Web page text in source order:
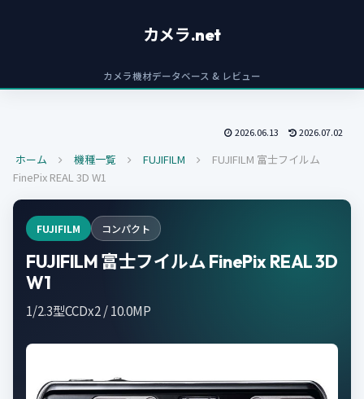
カメラ.net
カメラ機材データベース & レビュー
2026.06.13 2026.07.02
ホーム 機種一覧 FUJIFILM
FUJIFILM 富士フイルム
FinePix REAL 3D W1
FUJIFILM コンパクト
FUJIFILM 富士フイルム FinePix REAL 3D
W1
1/2.3型CCDx2 / 10.0MP